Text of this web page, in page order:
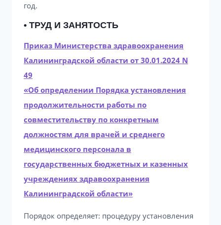
год.
• ТРУД И ЗАНЯТОСТЬ
Приказ Министерства здравоохранения
Калининградской области от 30.01.2024 N
49
«Об определении Порядка установления
продолжительности работы по
совместительству по конкретным
должностям для врачей и среднего
медицинского персонала в
государственных бюджетных и казенных
учреждениях здравоохранения
Калининградской области»
Порядок определяет: процедуру установления